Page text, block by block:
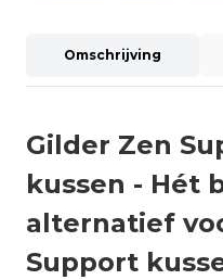
Omschrijving
Gilder Zen
kussen - Hét
alternatief
Support